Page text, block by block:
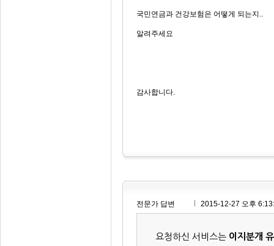
국민연금과 건강보험은 어떻게 되는지..
알려주세요
감사합니다.
전문가 답변 2015-12-27 오후
요청하신 서비스는 이지분개